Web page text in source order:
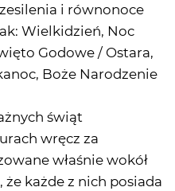
i równonoce
Wielkidzień, Noc
Godowe / Ostara,
Boże Narodzenie
świąt
wręcz za
właśnie wokół
każde z nich posiada